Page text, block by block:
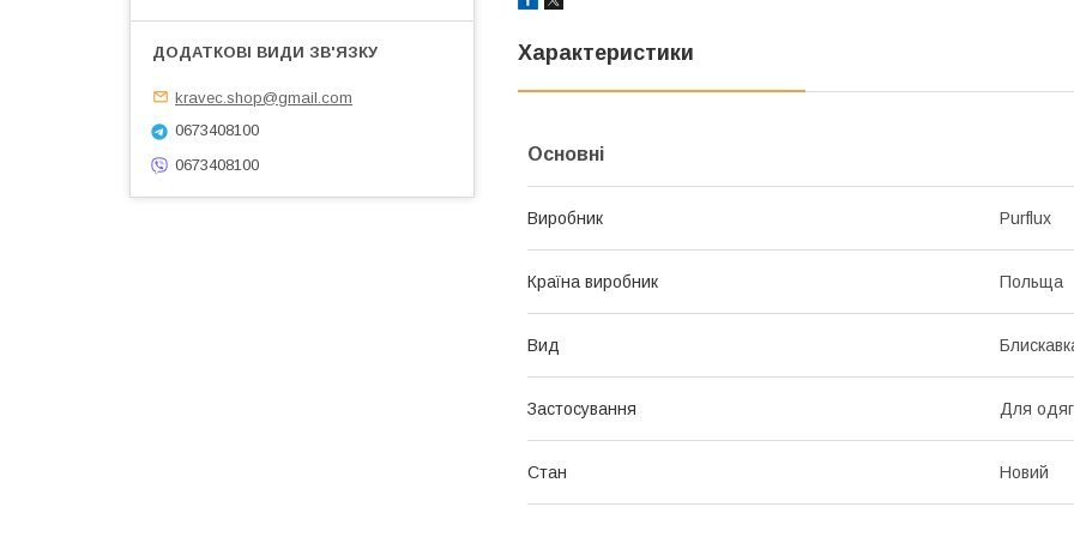
Характеристики
Основні
Виробник Purflux
Країна виробник Польща
Вид
Застосування Для
Стан Новий
kravec.shop@gmail.com
0673408100
0673408100